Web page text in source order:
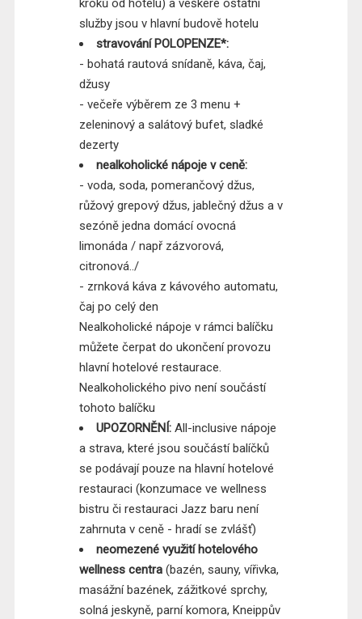
kroků od hotelu) a veškeré ostatní
služby jsou v hlavní budově hotelu
stravování POLOPENZE*:
- bohatá rautová snídaně, káva, čaj,
džusy
- večeře výběrem ze 3 menu +
zeleninový a salátový bufet, sladké
dezerty
nealkoholické nápoje v ceně:
- voda, soda, pomerančový džus,
růžový grepový džus, jablečný džus a v
sezóně jedna domácí ovocná
limonáda / např zázvorová,
citronová../
- zrnková káva z kávového automatu,
čaj po celý den
Nealkoholické nápoje v rámci balíčku
můžete čerpat do ukončení provozu
hlavní hotelové restaurace.
Nealkoholického pivo není součástí
tohoto balíčku
UPOZORNĚNÍ: All-inclusive nápoje
a strava, které jsou součástí balíčků
se podávají pouze na hlavní hotelové
restauraci (konzumace ve wellness
bistru či restauraci Jazz baru není
zahrnuta v ceně - hradí se zvlášť)
neomezené využití hotelového
wellness centra(bazén, sauny, vířivka,
masážní bazének, zážitkové sprchy,
solná jeskyně, parní komora, Kneippův